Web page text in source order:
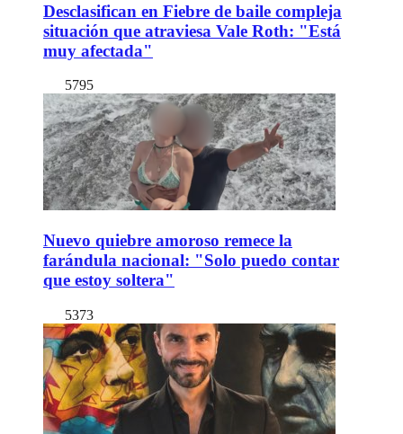
Desclasifican en Fiebre de baile compleja
situación que atraviesa Vale Roth: "Está
muy afectada"
5795
Nuevo quiebre amoroso remece la
farándula nacional: "Solo puedo contar
que estoy soltera"
5373